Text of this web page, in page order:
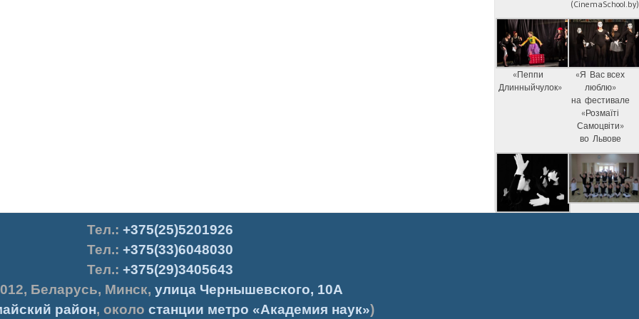
(CinemaSchool.by)
«Пеппи
Длинныйчулок»
«Я Вас всех
люблю»
на фестивале
«Розмаїті
Самоцвіти»
во Львове
Тел.: +375(25)5201926
Тел.: +375(33)6048030
Тел.: +375(29)3405643
, Беларусь, Минск, улица Чернышевского, 10А
район, около станции метро «Академия наук»)